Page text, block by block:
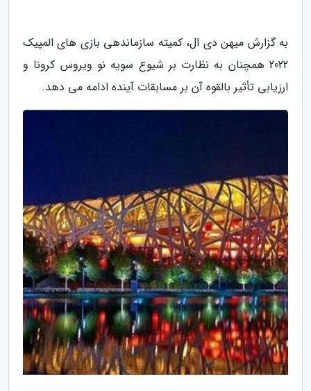
به گزارش میهن دی ال، کمیته سازماندهی بازی های المپیک
2022 همچنان به نظارت بر شیوع سویه نو ویروس کرونا و
ارزیابی تأثیر بالقوه آن بر مسابقات آینده ادامه می دهد.